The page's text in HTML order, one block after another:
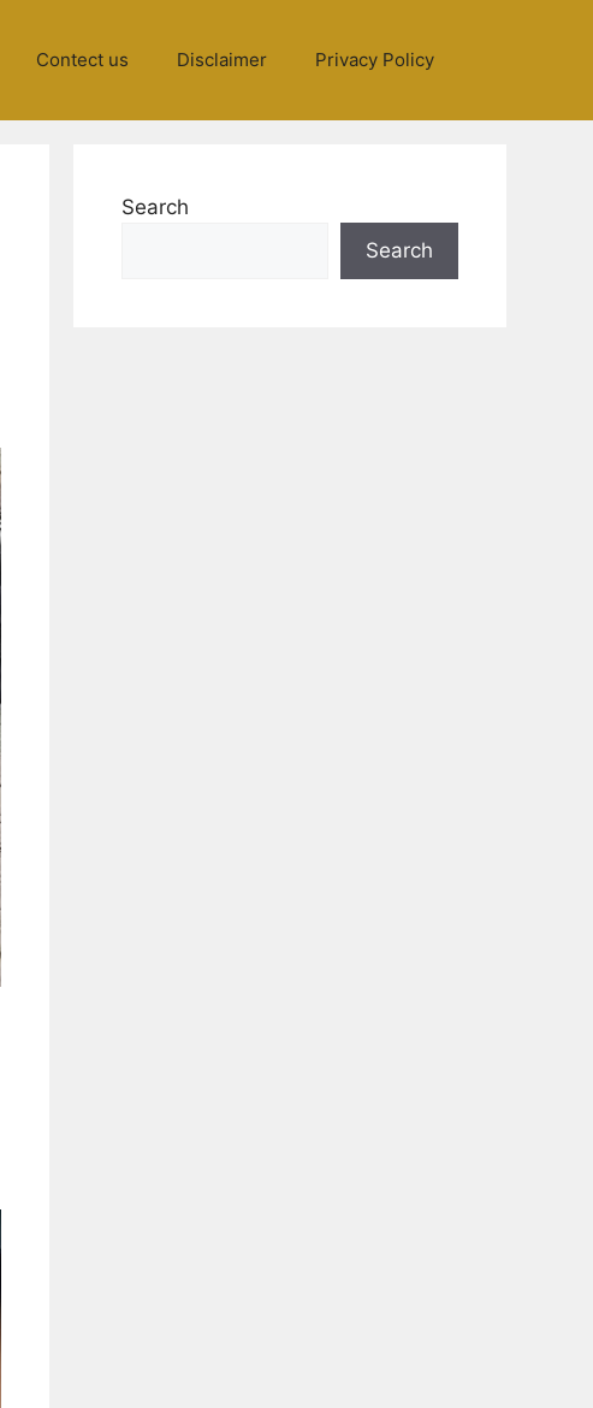
Contect us Disclaimer Privacy Policy
Search
Search